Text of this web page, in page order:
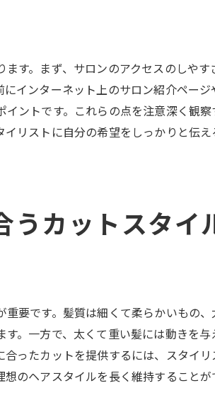
なカットの選び方
光るカット技術
ルスタイルを楽しむ
タイル提案
イルのトレンド
す。まず、サロンのアクセスのしや
インターネット上のサロン紹介ペー
ントです。これらの点を注意深く観
リストに自分の希望をしっかりと伝
うカットスタイ
要です。髪質は細くて柔らかいもの
。一方で、太くて重い髪には動きを与
ったカットを提供するには、スタイ
のヘアスタイルを長く維持することが